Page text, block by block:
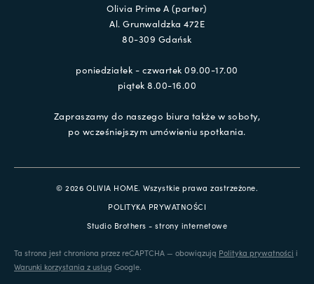
Olivia Prime A (parter)
Al. Grunwaldzka 472E
80-309 Gdańsk
poniedziałek - czwartek 09.00-17.00
piątek 8.00-16.00
Zapraszamy do naszego biura także w soboty,
po wcześniejszym umówieniu spotkania.
© 2026 OLIVIA HOME. Wszystkie prawa zastrzeżone.
POLITYKA PRYWATNOŚCI
Studio Brothers - strony internetowe
Ta strona jest chroniona przez reCAPTCHA — obowiązują Polityka prywatności i
Warunki korzystania z usług Google.